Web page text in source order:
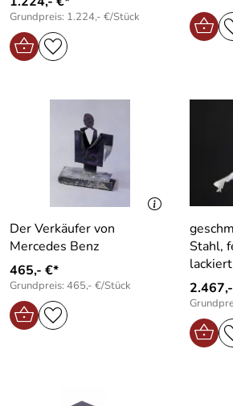
Grundpreis: 1.224,- €/Stück
Der Verkäufer von
Mercedes Benz
465,- €*
Grundpreis: 465,- €/Stück
Stahl,
lackiert